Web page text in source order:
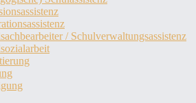
/ Schulverwaltungsassistenz